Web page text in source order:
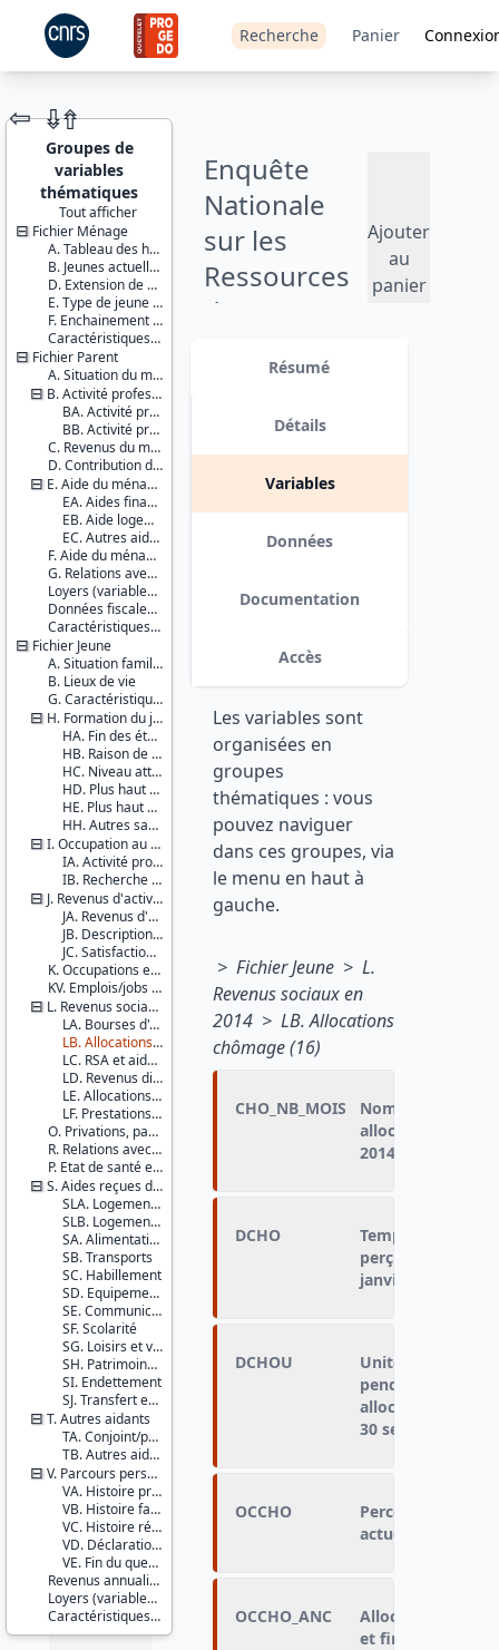
Recherche Panier
JEU DE
DONNÉES
Enquête
Nationale
sur les
Ressources
des Jeunes
Ajouter
au
panier
données fiscales portant sur les
revenus des parents suite à un
appariement ; - imputation de loyers
Logement Insee ; - et ajout de
personnes, aides sociales, revenus
⇦ ⇮⇮
Groupes de
variables
thématiques
Tout afficher
Fichier Ménage
A. Tableau des habitants du logement
B. Jeunes actuellement à l’étranger (stages, etc.)
D. Extension de champ
E. Type de jeune adulte
F. Enchainement des questionnaires
Caractéristiques d'enquête
Fichier Parent
A. Situation du ménage du parent
B. Activité professionnelle du parent et de son conjoint
BA. Activité professionnelle du parent
BB. Activité professionnelle du conjoint du parent
C. Revenus du ménage du parent
D. Contribution du jeune au ménage du parent
E. Aide du ménage du parent au jeune
EA. Aides financières régulières
EB. Aide logement
EC. Autres aides
F. Aide du ménage du parent aux autres enfants
G. Relations avec le jeune
Loyers (variables imputées)
Données fiscales et sociales
Caractéristiques d'enquête
Fichier Jeune
A. Situation familiale du JA
B. Lieux de vie
G. Caractéristiques individuelles du jeune adulte
H. Formation du jeune adulte
HA. Fin des études
HB. Raison de l'arrêt des études
HC. Niveau atteint par le jeune adulte encore en formation initiale
HD. Plus haut diplôme atteint (pour tous)
HE. Plus haut niveau atteint (pour tous)
HH. Autres savoirs du jeune adulte
I. Occupation au cours de la semaine précédente
IA. Activité professionnelle
IB. Recherche d'un travail
J. Revenus d'activités et description de l'activité
JA. Revenus d'activités de la semaine précédente
JB. Description de l'activité au cours de la semaine précédente
JC. Satisfaction vis-à-vis de la situation professionnelle actuelle
K. Occupations en 2014 et revenus d'activités
KV. Emplois/jobs de vacances
L. Revenus sociaux en 2014
LA. Bourses d'études
LB. Allocations chômage
LC. RSA et aides sociales
LD. Revenus divers
LE. Allocations logement
LF. Prestations familiales
O. Privations, pauvreté subjective et indicateur de bonheur
R. Relations avec les parents
P. Etat de santé et recours aux soins des jeunes adultes
S. Aides reçues des parents
SLA. Logement 1
SLB. Logement 2
SA. Alimentation
SB. Transports
SC. Habillement
SD. Equipements
SE. Communications
SF. Scolarité
SG. Loisirs et voyages à l'étranger
SH. Patrimoine (hors logement)
SI. Endettement
SJ. Transfert enfant vers parents
T. Autres aidants
TA. Conjoint/partenaire
TB. Autres aidants
V. Parcours personnel et professionnel
VA. Histoire professionnelle
VB. Histoire familiale
VC. Histoire résidentielle
VD. Déclaration d'impôt
VE. Fin du questionnaire
Revenus annualisés (variables calculées)
Loyers (variables imputées)
Caractéristiques d'enquête
Identifiants :
lil-1120
doi:10.13144/lil-
1120
Thème :
Conditions
de vie et
société
Couverture
géographique :
France
métropolitaine
Guadeloupe
La
Réunion
Producteurs :
INSEE
DREES
Diffuseur :
Progedo-
Adisp
Résumé
Détails
Variables
Données
Documentation
Accès
Les variables sont
organisées en
groupes
thématiques : vous
pouvez naviguer
dans ces groupes, via
le menu en haut à
gauche.
> Fichier Jeune > L.
Revenus sociaux en
2014 > LB. Allocations
chômage (16)
CHO_NB_MOIS
Nombre de mois
allocations
2014 et le 30
DCHO
Temps pendant
perçu des
janvier et le 30
DCHOU
Unité de temps
pendant lequel le
allocations
30 septembre
OCCHO
Perception
actuellement
OCCHO_ANC
Allocations
et fin septembre